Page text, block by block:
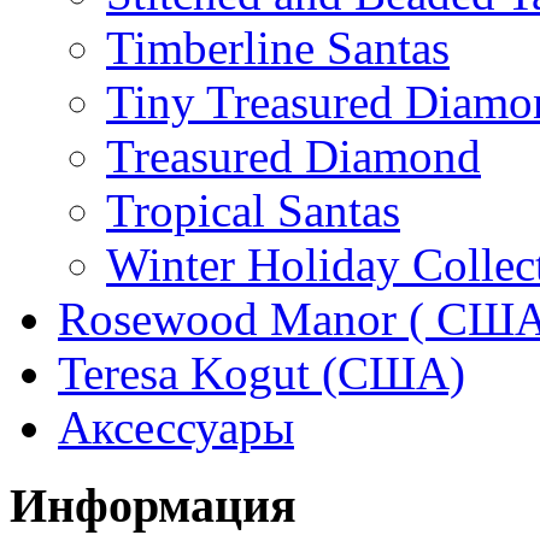
Timberline Santas
Tiny Treasured
Treasured Diamond
Tropical Santas
Winter Holiday
Rosewood Manor (
Teresa Kogut (США)
Аксессуары
Информация